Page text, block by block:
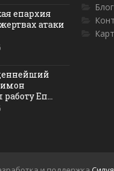
епархия
атаки
Еп...
Блог